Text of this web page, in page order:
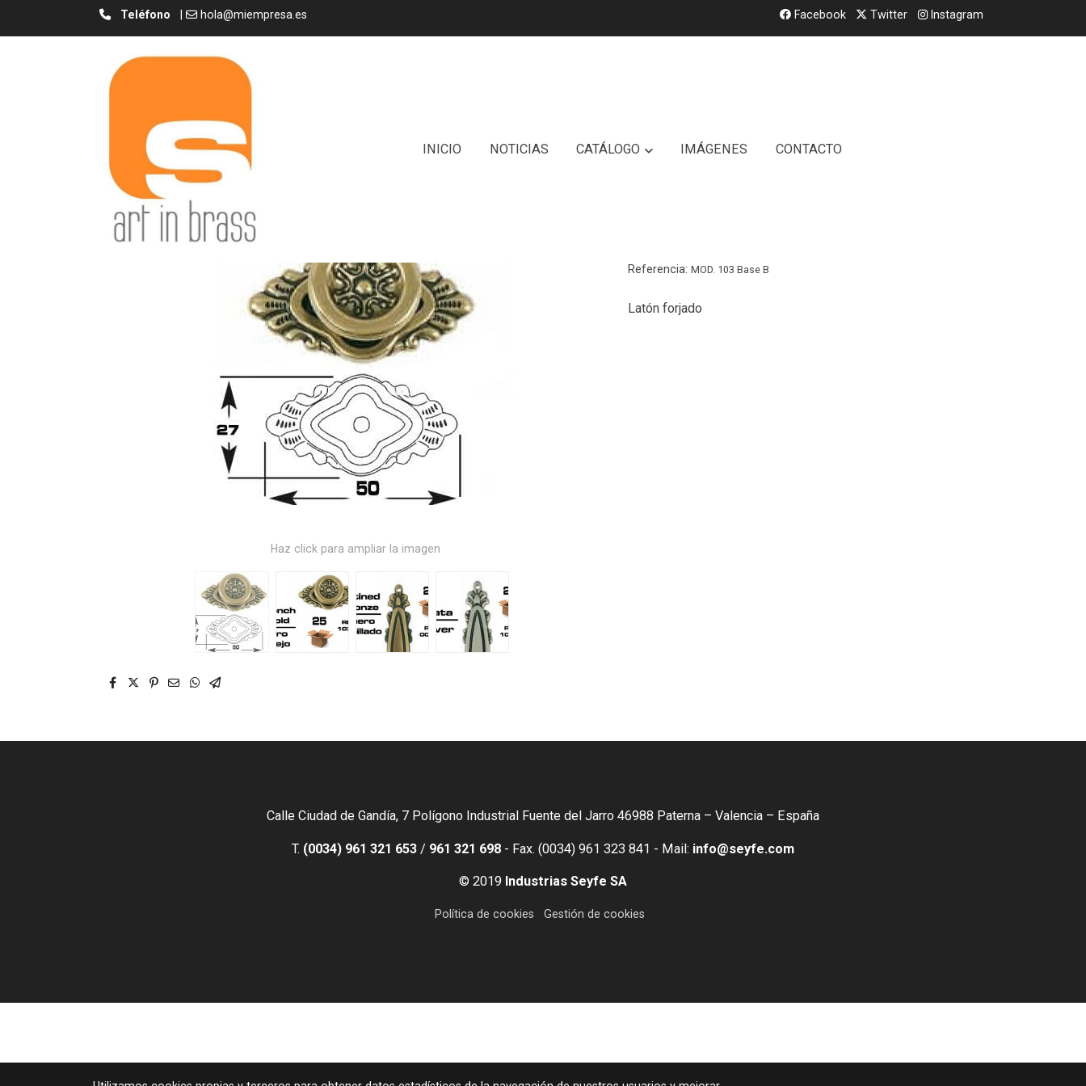
Teléfono hola@miempresa.es Facebook Twitter Instagram
INICIO NOTICIAS CATÁLOGO IMÁGENES CONTACTO
Base B/ Plaque B
Haz click para ampliar la imagen
Referencia:MOD. 103 Base B
Latón forjado
Calle Ciudad de Gandía, 7 Polígono Industrial Fuente del Jarro 46988 Paterna – Valencia – España
T. (0034) 961 321 653 / 961 321 698 - Fax. (0034) 961 323 841 - Mail: info@seyfe.com
© 2019 Industrias Seyfe SA
Política de cookies Gestión de cookies